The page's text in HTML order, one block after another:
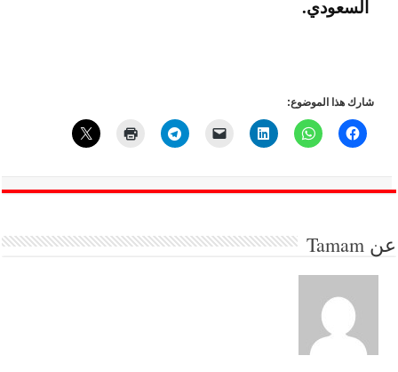
السعودي.
شارك هذا الموضوع:
عنTamam